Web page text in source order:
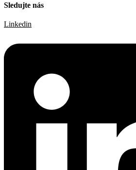
Sledujte nás
Linkedin